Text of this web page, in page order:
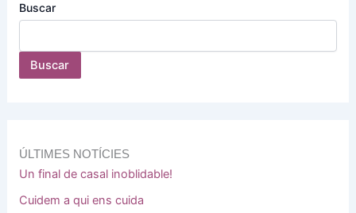
Buscar
Buscar
ÚLTIMES NOTÍCIES
Un final de casal inoblidable!
Cuidem a qui ens cuida